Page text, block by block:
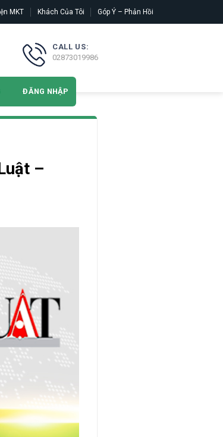
MKT Khách Của Tôi Góp Ý – Phản Hồi
CALL US:
02873019986
ĐĂNG NHẬP
–